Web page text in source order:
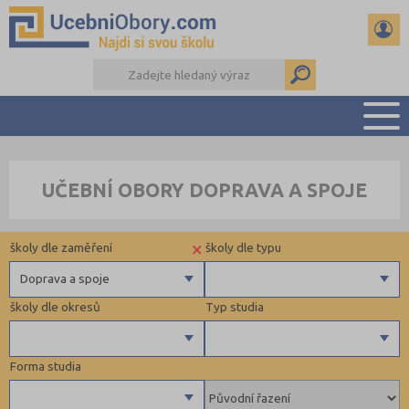
PŘÍPRAVA NA PŘIJÍMAČKY
REFERÁTY
UČEBNÍ OBORY DOPRAVA A SPOJE
Forma studia
Typ studia
Výuční list
školy dle okresů
Beroun (1)
školy dle typu
Privátní
×
Doprava a spoje
školy dle zaměření
Technické a IT obory
Hornictví, hutnictví, slévárenství a geologie
Strojírenství, strojní výroba, mechanik, interdisciplinární obory